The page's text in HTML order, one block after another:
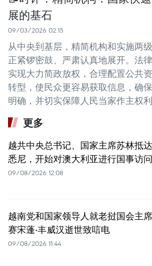
展的基石
09/03/2026 02:15
从中央到基层，精简机构和实施两
正紧锣密鼓、严肃认真地展开。法
实现大力简政放权，合理配置公共
转型，使民众更容易获取信息，确
明确，并切实保障人民当家作主权利
更多
越共中央总书记、国家主席苏林抵达
悉尼，开始对澳大利亚进行国事访问
09/08/2026 12:08
越南党和国家领导人就老挝国会主席
赛宋蓬·丰威汉逝世致唁电
09/08/2026 11:44